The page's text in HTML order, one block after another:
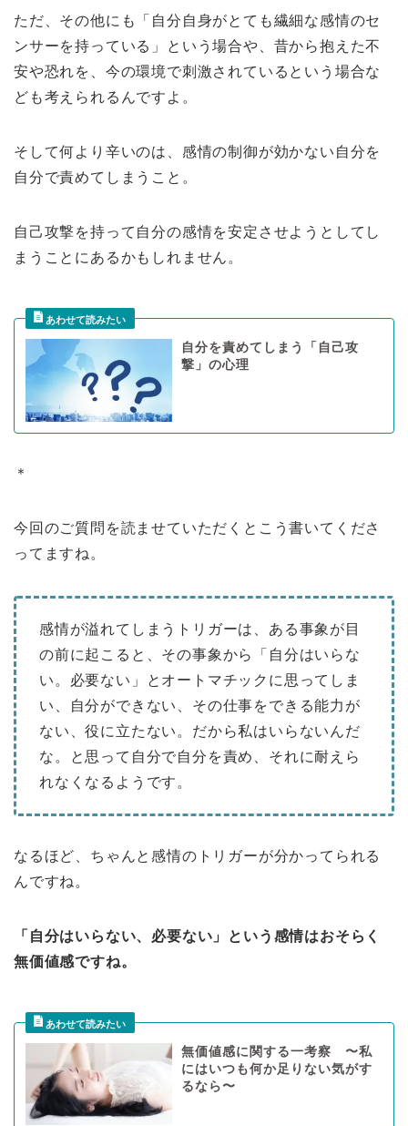
ただ、その他にも「自分自身がとても繊細な感情のセ
ンサーを持っている」という場合や、昔から抱えた不
安や恐れを、今の環境で刺激されているという場合な
ども考えられるんですよ。
そして何より辛いのは、感情の制御が効かない自分を
自分で責めてしまうこと。
自己攻撃を持って自分の感情を安定させようとしてし
まうことにあるかもしれません。
自分を責めてしまう「自己攻
撃」の心理
＊
今回のご質問を読ませていただくとこう書いてくださ
ってますね。
感情が溢れてしまうトリガーは、ある事象が目
の前に起こると、その事象から「自分はいらな
い。必要ない」とオートマチックに思ってしま
い、自分ができない、その仕事をできる能力が
ない、役に立たない。だから私はいらないんだ
な。と思って自分で自分を責め、それに耐えら
れなくなるようです。
なるほど、ちゃんと感情のトリガーが分かってられる
んですね。
「自分はいらない、必要ない」という感情はおそらく
無価値感ですね。
無価値感に関する一考察 〜私
にはいつも何か足りない気がす
るなら〜